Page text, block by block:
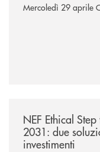
Mercoledì 29 aprile
NEF Ethical
2031: due
investimenti